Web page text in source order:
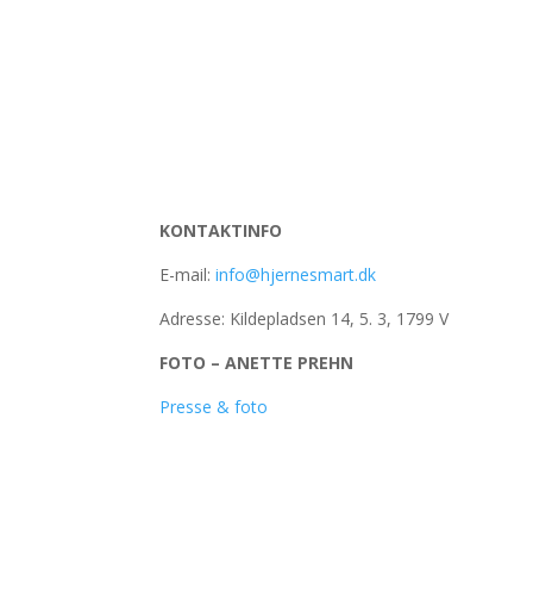
KONTAKTINFO
E-mail:info@hjernesmart.dk
Adresse: Kildepladsen 14, 5. 3, 1799 V
FOTO – ANETTE PREHN
Presse & foto